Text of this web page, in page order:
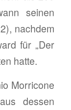
seinen
nachdem
für „Der
hatte.
Morricone
dessen